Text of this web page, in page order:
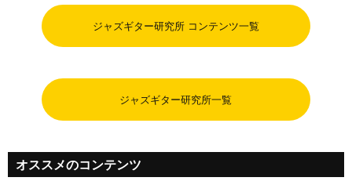
ジャズギター研究所 コンテンツ一覧
ジャズギター研究所一覧
オススメのコンテンツ